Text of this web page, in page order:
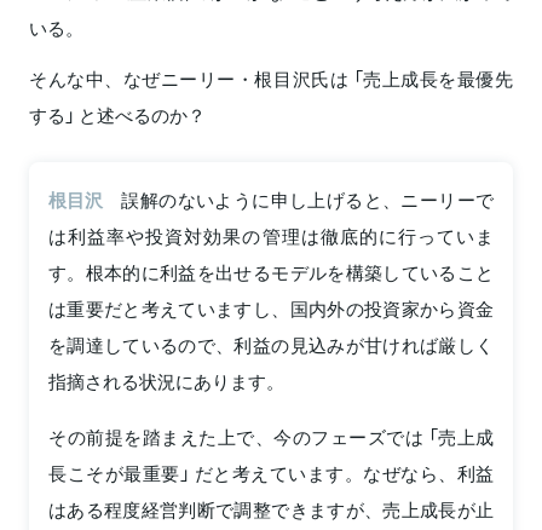
いる。
そんな中、なぜニーリー・根目沢氏は 「売上成長を最優先
する」 と述べるのか？
根目沢
誤解のないように申し上げると、ニーリーで
は利益率や投資対効果の管理は徹底的に行っていま
す。根本的に利益を出せるモデルを構築していること
は重要だと考えていますし、国内外の投資家から資金
を調達しているので、利益の見込みが甘ければ厳しく
指摘される状況にあります。
その前提を踏まえた上で、今のフェーズでは 「売上成
長こそが最重要」 だと考えています。なぜなら、利益
はある程度経営判断で調整できますが、売上成長が止